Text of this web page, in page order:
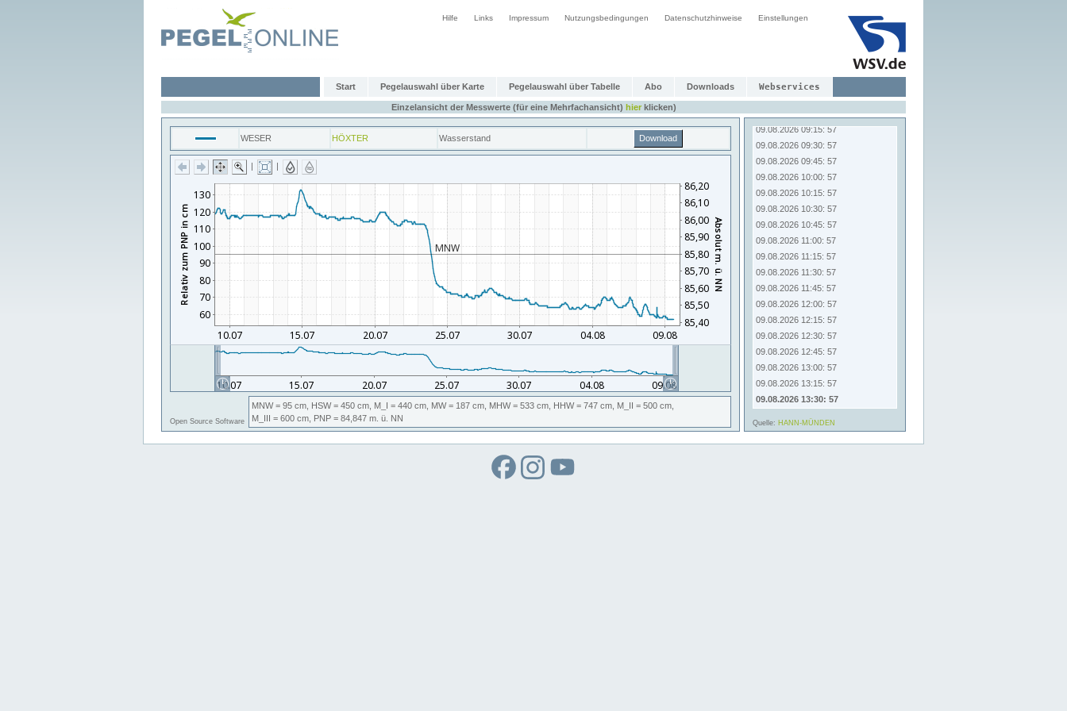
Hilfe Links Impressum Nutzungsbedingungen Datenschutzhinweise Einstellungen
Start Pegelauswahl über Karte Pegelauswahl über Tabelle Abo Downloads Webservices
Einzelansicht der Messwerte (für eine Mehrfachansicht) hierklicken)
WESER HÖXTER Wasserstand Download
| |
Open Source Software
MNW= 95 cm, HSW= 450 cm, M_I = 440 cm, MW= 187 cm, MHW= 533 cm, HHW= 747 cm, M_II = 500 cm,
M_III = 600 cm, PNP = 84,847 m. ü. NN
09.08.2026 07:30: 57
09.08.2026 08:30: 57
09.08.2026 08:45: 57
09.08.2026 09:00: 57
09.08.2026 09:15: 57
09.08.2026 09:30: 57
09.08.2026 09:45: 57
09.08.2026 10:00: 57
09.08.2026 10:15: 57
09.08.2026 10:30: 57
09.08.2026 10:45: 57
09.08.2026 11:00: 57
09.08.2026 11:15: 57
09.08.2026 11:30: 57
09.08.2026 11:45: 57
09.08.2026 12:00: 57
09.08.2026 12:15: 57
09.08.2026 12:30: 57
09.08.2026 12:45: 57
09.08.2026 13:00: 57
09.08.2026 13:15: 57
09.08.2026 13:30: 57
Quelle: HANN-MÜNDEN